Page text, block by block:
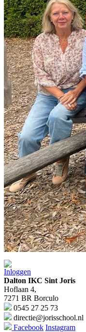
Inloggen
Dalton IKC Sint Joris
Hoflaan 4,
7271 BR Borculo
0545 27 25 73
directie@jorisschool.nl
Facebook Instagram